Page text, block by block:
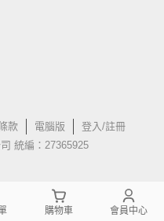
款 電腦版
登入/註冊
統編：27365925
購物車 會員中心